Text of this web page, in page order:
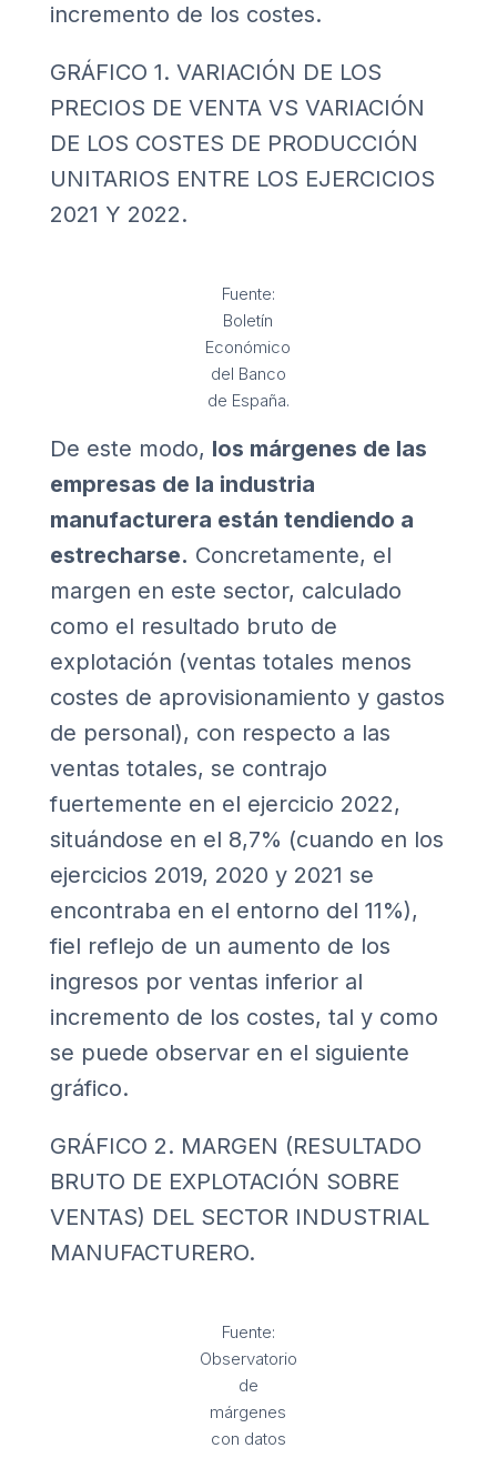
incremento de los costes.
GRÁFICO 1. VARIACIÓN DE LOS
PRECIOS DE VENTA VS VARIACIÓN
DE LOS COSTES DE PRODUCCIÓN
UNITARIOS ENTRE LOS EJERCICIOS
2021 Y 2022.
Fuente:
Boletín
Económico
del Banco
de España.
De este modo, los márgenes de las
empresas de la industria
manufacturera están tendiendo a
estrecharse. Concretamente, el
margen en este sector, calculado
como el resultado bruto de
explotación (ventas totales menos
costes de aprovisionamiento y gastos
de personal), con respecto a las
ventas totales, se contrajo
fuertemente en el ejercicio 2022,
situándose en el 8,7% (cuando en los
ejercicios 2019, 2020 y 2021 se
encontraba en el entorno del 11%),
fiel reflejo de un aumento de los
ingresos por ventas inferior al
incremento de los costes, tal y como
se puede observar en el siguiente
gráfico.
GRÁFICO 2. MARGEN (RESULTADO
BRUTO DE EXPLOTACIÓN SOBRE
VENTAS) DEL SECTOR INDUSTRIAL
MANUFACTURERO.
Fuente:
Observatorio
de
márgenes
con datos